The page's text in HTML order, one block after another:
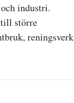
industri.
till större
reningsverk